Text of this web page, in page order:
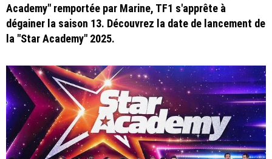
Academy" remportée par Marine, TF1 s'apprête à
dégainer la saison 13. Découvrez la date de lancement de
la "Star Academy" 2025.